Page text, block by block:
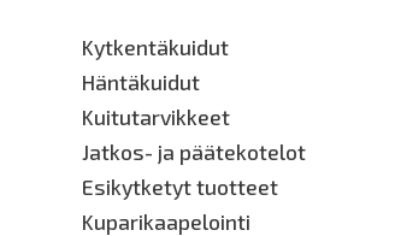
Kytkentäkuidut
Häntäkuidut
Kuitutarvikkeet
Jatkos- ja päätekotelot
Esikytketyt tuotteet
Kuparikaapelointi